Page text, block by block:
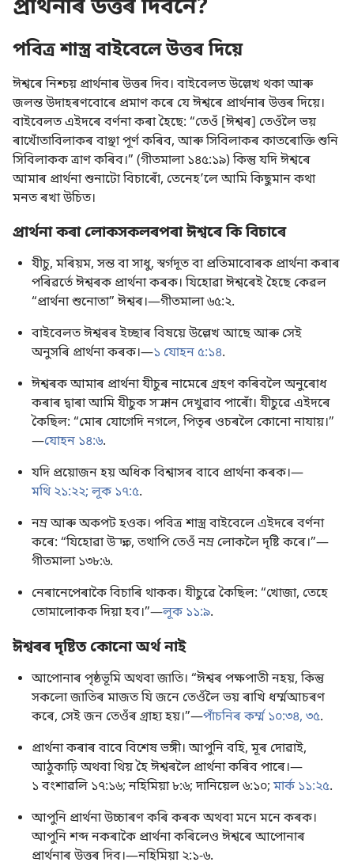
প্ৰাৰ্থনাৰ উত্তৰ দিবনে?
পবিত্ৰ শাস্ত্ৰ বাইবেলে উত্তৰ দিয়ে
ঈশ্বৰে নিশ্চয় প্ৰাৰ্থনাৰ উত্তৰ দিব। বাইবেলত উল্লেখ থকা আৰু
জলন্ত উদাহৰণবোৰে প্ৰমাণ কৰে যে ঈশ্বৰে প্ৰাৰ্থনাৰ উত্তৰ দিয়ে।
বাইবেলত এইদৰে বৰ্ণনা কৰা হৈছে: “তেওঁ [ঈশ্বৰ] তেওঁলৈ ভয়
ৰাখোঁতাবিলাকৰ বাঞ্ছা পূৰ্ণ কৰিব, আৰু সিবিলাকৰ কাতৰোক্তি শুনি
সিবিলাকক ত্ৰাণ কৰিব।” (গীতমালা ১৪৫:১৯) কিন্তু যদি ঈশ্বৰে
আমাৰ প্ৰাৰ্থনা শুনাটো বিচাৰোঁ, তেনেহʼলে আমি কিছুমান কথা
মনত ৰখা উচিত।
প্ৰাৰ্থনা কৰা লোকসকলৰপৰা ঈশ্বৰে কি বিচাৰে
যীচু, মৰিয়ম, সন্ত বা সাধু, স্বৰ্গদূত বা প্ৰতিমাবোৰক প্ৰাৰ্থনা কৰাৰ
পৰিৱৰ্তে ঈশ্বৰক প্ৰাৰ্থনা কৰক। যিহোৱা ঈশ্বৰেই হৈছে কেৱল
“প্ৰাৰ্থনা শুনোতা” ঈশ্বৰ।​—গীতমালা ৬৫:২.
বাইবেলত ঈশ্বৰৰ ইচ্ছাৰ বিষয়ে উল্লেখ আছে আৰু সেই
অনুসৰি প্ৰাৰ্থনা কৰক।​—১ যোহন ৫:১৪.
ঈশ্বৰক আমাৰ প্ৰাৰ্থনা যীচুৰ নামেৰে গ্ৰহণ কৰিবলৈ অনুৰোধ
কৰাৰ দ্বাৰা আমি যীচুক সন্মান দেখুৱাব পাৰোঁ। যীচুৱে এইদৰে
কৈছিল: “মোৰ যোগেদি নগলে, পিতৃৰ ওচৰলৈ কোনো নাযায়।”​
—যোহন ১৪:৬.
যদি প্ৰয়োজন হয় অধিক বিশ্বাসৰ বাবে প্ৰাৰ্থনা কৰক।​—
মথি ২১:২২;লূক ১৭:৫.
নম্ৰ আৰু অকপট হওক। পবিত্ৰ শাস্ত্ৰ বাইবেলে এইদৰে বৰ্ণনা
কৰে: “যিহোৱা উন্নত, তথাপি তেওঁ নম্ৰ লোকলৈ দৃষ্টি কৰে।”​—
গীতমালা ১৩৮:৬.
নেৰানেপেৰাকৈ বিচাৰি থাকক। যীচুৱে কৈছিল: “খোজা, তেহে
তোমালোকক দিয়া হব।”​—লূক ১১:৯.
ঈশ্বৰৰ দৃষ্টিত কোনো অৰ্থ নাই
আপোনাৰ পৃষ্ঠভূমি অথবা জাতি। “ঈশ্বৰ পক্ষপাতী নহয়, কিন্তু
সকলো জাতিৰ মাজত যি জনে তেওঁলৈ ভয় ৰাখি ধৰ্ম্মআচৰণ
কৰে, সেই জন তেওঁৰ গ্ৰাহ্য হয়।”​—পাঁচনিৰ কৰ্ম্ম ১০:৩৪, ৩৫.
প্ৰাৰ্থনা কৰাৰ বাবে বিশেষ ভঙ্গী। আপুনি বহি, মূৰ দোৱাই,
আঠুকাঢ়ি অথবা থিয় হৈ ঈশ্বৰলৈ প্ৰাৰ্থনা কৰিব পাৰে।​—
১ বংশাৱলি ১৭:১৬;নহিমিয়া ৮:৬;দানিয়েল ৬:১০;মাৰ্ক ১১:২৫.
আপুনি প্ৰাৰ্থনা উচ্চাৰণ কৰি কৰক অথবা মনে মনে কৰক।
আপুনি শব্দ নকৰাকৈ প্ৰাৰ্থনা কৰিলেও ঈশ্বৰে আপোনাৰ
প্ৰাৰ্থনাৰ উত্তৰ দিব।​—নহিমিয়া ২:১-৬.